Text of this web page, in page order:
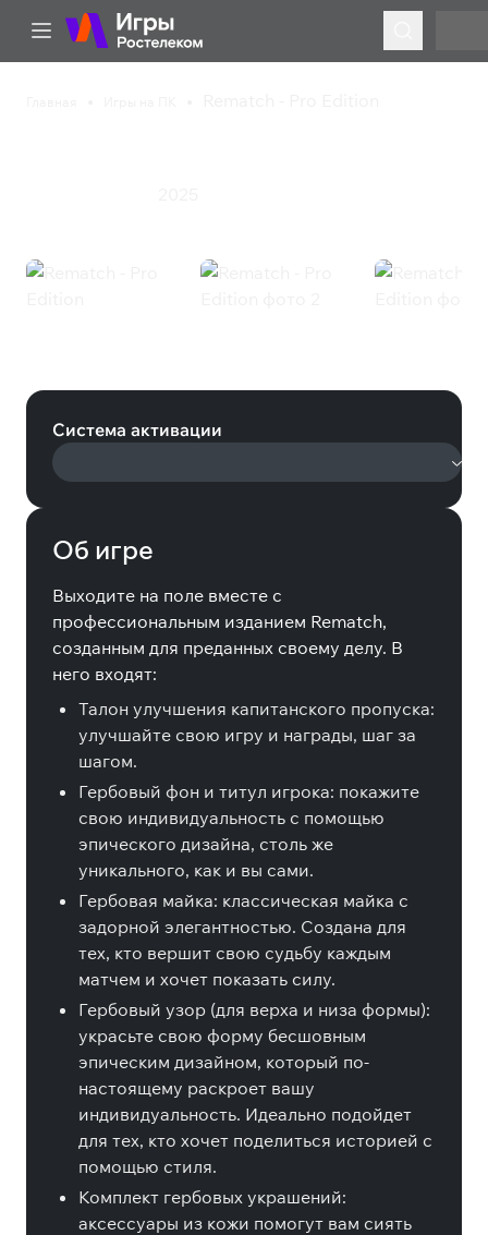
Система активации
Об игре
Выходите на поле вместе с
профессиональным изданием Rematch,
созданным для преданных своему делу. В
него входят:
Талон улучшения капитанского пропуска:
улучшайте свою игру и награды, шаг за
шагом.
Гербовый фон и титул игрока: покажите
свою индивидуальность с помощью
эпического дизайна, столь же
уникального, как и вы сами.
Гербовая майка: классическая майка с
задорной элегантностью. Создана для
тех, кто вершит свою судьбу каждым
матчем и хочет показать силу.
Гербовый узор (для верха и низа формы):
украсьте свою форму бесшовным
эпическим дизайном, который по-
настоящему раскроет вашу
индивидуальность. Идеально подойдет
для тех, кто хочет поделиться историей с
помощью стиля.
Комплект гербовых украшений:
аксессуары из кожи помогут вам сиять